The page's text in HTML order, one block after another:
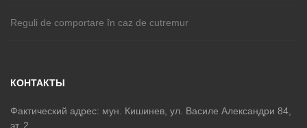
Reguli de comportare în caz de cutremur
КОНТАКТЫ
Фактический адрес: мун. Кишинев, ул. Василе Александри 84,
эт. 2